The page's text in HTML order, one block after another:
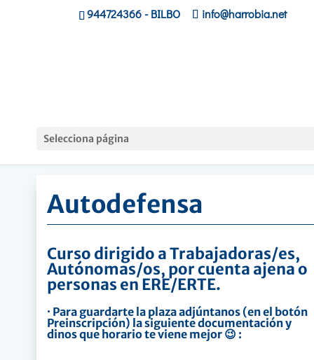
944724366- BILBO info@harrobia.net
Selecciona página
Trabajadoras»Autodefensa
Autodefensa
Curso dirigido a Trabajadoras/es,
Autónomas/os, por cuenta ajena o
personas en ERE/ERTE.
· Para guardarte la plaza adjúntanos (en el botón
Preinscripción) la siguiente documentación y
dinos que horario te viene mejor 😉 :